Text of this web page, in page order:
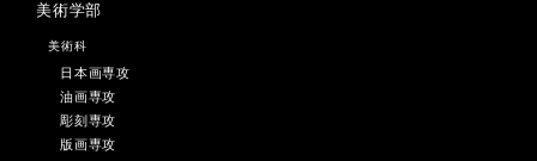
美術学部
美術科
日本画専攻
油画専攻
彫刻専攻
版画専攻